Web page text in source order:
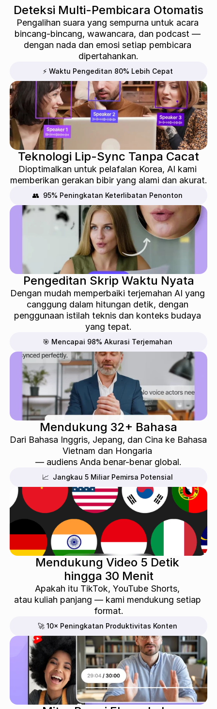
Deteksi Multi-Pembicara Otomatis
Pengalihan suara yang sempurna untuk acara
bincang-bincang, wawancara, dan podcast —
dengan nada dan emosi setiap pembicara
dipertahankan.
⚡ Waktu Pengeditan 80% Lebih Cepat
Teknologi Lip-Sync Tanpa Cacat
Dioptimalkan untuk pelafalan Korea, AI kami
memberikan gerakan bibir yang alami dan akurat.
👥  95% Peningkatan Keterlibatan Penonton
Pengeditan Skrip Waktu Nyata
Dengan mudah memperbaiki terjemahan AI yang
canggung dalam hitungan detik, dengan
penggunaan istilah teknis dan konteks budaya
yang tepat.
🎯 Mencapai 98% Akurasi Terjemahan
Mendukung 32+ Bahasa
Dari Bahasa Inggris, Jepang, dan Cina ke Bahasa
Vietnam dan Hongaria
— audiens Anda benar-benar global.
📈  Jangkau 5 Miliar Pemirsa Potensial
Mendukung Video 5 Detik
hingga 30 Menit
Apakah itu TikTok, YouTube Shorts,
atau kuliah panjang — kami mendukung setiap
format.
🚀 10× Peningkatan Produktivitas Konten